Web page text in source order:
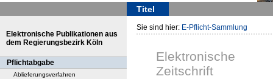
Titel
Elektronische Publikationen aus
dem Regierungsbezirk Köln
Pflichtabgabe
Ablieferungsverfahren
Sie sind hier: E-Pflicht-Sammlung
Elektronische
Zeitschrift